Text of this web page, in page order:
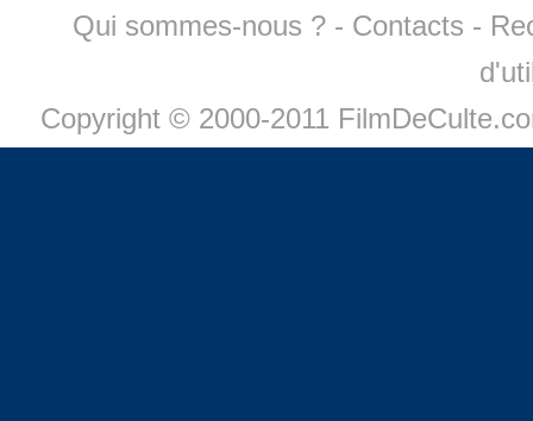
Qui sommes-nous ? - Contacts -
Copyright © 2000-2011